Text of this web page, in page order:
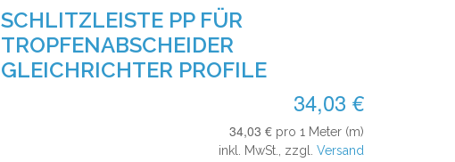
SCHLITZLEISTE PP FÜR
TROPFENABSCHEIDER
GLEICHRICHTER PROFILE
34,03 €
34,03 € pro 1 Meter (m)
inkl. MwSt., zzgl. Versand